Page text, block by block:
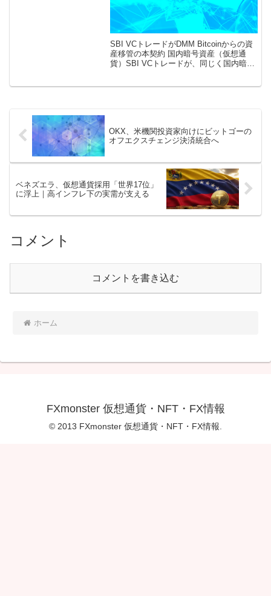
SBI VCトレードがDMM Bitcoinからの資
産移管の本契約 国内暗号資産（仮想通
貨）SBI VCトレードが、同じく国内暗号
OKX、米機関投資家向けにビットゴーの
オフエクスチェンジ決済統合へ
ベネズエラ、仮想通貨採用「世界17位」
に浮上｜高インフレ下の実需が支える
コメント
コメントを書き込む
ホーム
FXmonster 仮想通貨・NFT・FX情報
© 2013 FXmonster 仮想通貨・NFT・FX情報.